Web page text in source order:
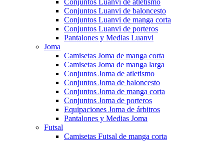
Conjuntos Luanvi de atletismo
Conjuntos Luanvi de baloncesto
Conjuntos Luanvi de manga corta
Conjuntos Luanvi de porteros
Pantalones y Medias Luanvi
Joma
Camisetas Joma de manga corta
Camisetas Joma de manga larga
Conjuntos Joma de atletismo
Conjuntos Joma de baloncesto
Conjuntos Joma de manga corta
Conjuntos Joma de porteros
Equipaciones Joma de árbitros
Pantalones y Medias Joma
Futsal
Camisetas Futsal de manga corta